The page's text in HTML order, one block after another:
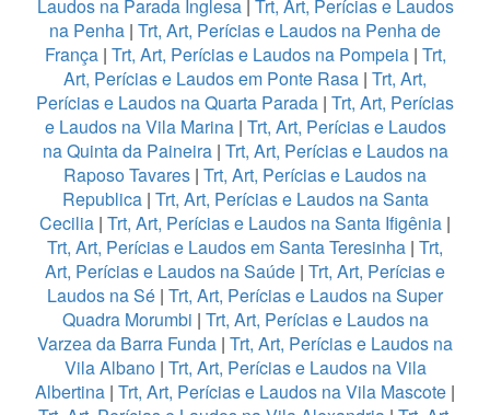
Laudos na Parada Inglesa | Trt, Art, Perícias e Laudos
na Penha | Trt, Art, Perícias e Laudos na Penha de
França | Trt, Art, Perícias e Laudos na Pompeia| Trt,
Art, Perícias e Laudos em Ponte Rasa | Trt, Art,
Perícias e Laudos na Quarta Parada | Trt, Art, Perícias
e Laudos na Vila Marina| Trt, Art, Perícias e Laudos
na Quinta da Paineira| Trt, Art, Perícias e Laudos na
Raposo Tavares | Trt, Art, Perícias e Laudos na
Republica| Trt, Art, Perícias e Laudos na Santa
Cecilia | Trt, Art, Perícias e Laudos na Santa Ifigênia |
Trt, Art, Perícias e Laudos em Santa Teresinha | Trt,
Art, Perícias e Laudos na Saúde | Trt, Art, Perícias e
Laudos na Sé | Trt, Art, Perícias e Laudos na Super
Quadra Morumbi | Trt, Art, Perícias e Laudos na
Varzea da Barra Funda | Trt, Art, Perícias e Laudos na
Vila Albano| Trt, Art, Perícias e Laudos na Vila
Albertina | Trt, Art, Perícias e Laudos na Vila Mascote |